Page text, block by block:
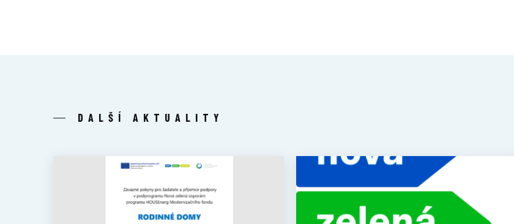
DALŠÍ AKTUALITY